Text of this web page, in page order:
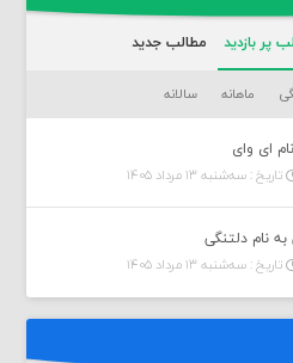
پر بازدید مطالب جدید
ماهانه سالانه
ای وای
تاریخ : سه‌شنبه ۱۳ مرداد ۱۴۰۵
نام دلتنگی
تاریخ : سه‌شنبه ۱۳ مرداد ۱۴۰۵